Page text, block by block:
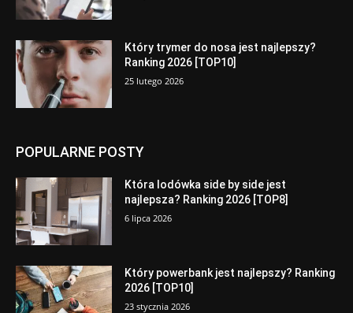
Który trymer do nosa jest najlepszy?
Ranking 2026 [TOP10]
25 lutego 2026
POPULARNE POSTY
Która lodówka side by side jest
najlepsza? Ranking 2026 [TOP8]
6 lipca 2026
Który powerbank jest najlepszy? Ranking
2026 [TOP10]
23 stycznia 2026